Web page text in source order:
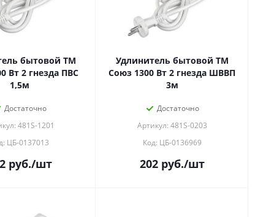
бытовой ТМ
Вт 2 гнезда ПВС
1,5м
Достаточно
481S-1201
ЦБ-0137013
руб./шт
Удлинитель бытовой ТМ
Союз 1300 Вт 2 гнезда ШВВП
3м
Достаточно
Артикул: 481S-0203
Код: ЦБ-0136969
202руб./шт